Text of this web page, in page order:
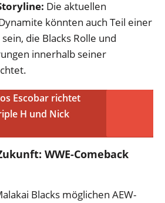
Die aktuellen
könnten auch Teil einer
die Blacks Rolle und
innerhalb seiner
Escobar richtet
H und Nick
WWE-Comeback
Blacks möglichen AEW-